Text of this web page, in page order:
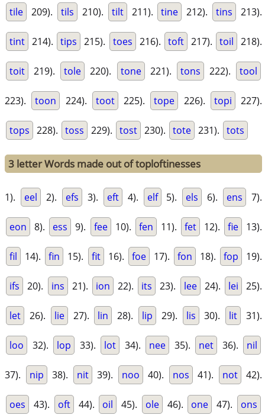
tile 209). tils 210). tilt 211). tine 212). tins 213).
tint 214). tips 215). toes 216). toft 217). toil 218).
toit 219). tole 220). tone 221). tons 222). tool
223). toon 224). toot 225). tope 226). topi 227).
tops 228). toss 229). tost 230). tote 231). tots
3 letter Words made out of toploftinesses
1). eel 2). efs 3). eft 4). elf 5). els 6). ens 7).
eon 8). ess 9). fee 10). fen 11). fet 12). fie 13).
fil 14). fin 15). fit 16). foe 17). fon 18). fop 19).
ifs 20). ins 21). ion 22). its 23). lee 24). lei 25).
let 26). lie 27). lin 28). lip 29). lis 30). lit 31).
loo 32). lop 33). lot 34). nee 35). net 36). nil
37). nip 38). nit 39). noo 40). nos 41). not 42).
oes 43). oft 44). oil 45). ole 46). one 47). ons